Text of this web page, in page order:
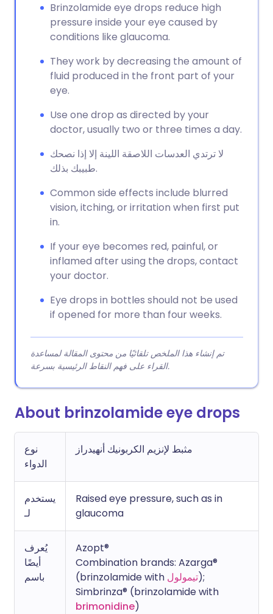
Brinzolamide eye drops reduce high
pressure inside your eye caused by
conditions like glaucoma.
They work by decreasing the amount of
fluid produced in the front part of your
eye.
Use one drop as directed by your
doctor, usually two or three times a day.
لا ترتدي العدسات اللاصقة اللينة إلا إذا نصحك
طبيبك بذلك.
Common side effects include blurred
vision, itching, or irritation when first put
in.
If your eye becomes red, painful, or
inflamed after using the drops, contact
your doctor.
Eye drops in bottles should not be used
if opened for more than four weeks.
تم إنشاء هذا الملخص تلقائيًا من محتوى المقالة لمساعدة
القراء على فهم النقاط الرئيسية بسرعة.
About brinzolamide eye drops
نوع
الدواء
مثبط لإنزيم الكربونيك أنهيدراز
يستخدم
لـ
Raised eye pressure, such as in
glaucoma
يُعرف
أيضًا
باسم
Azopt®
Combination brands: Azarga®
(brinzolamide with تيمولول);
Simbrinza® (brinzolamide with
brimonidine)